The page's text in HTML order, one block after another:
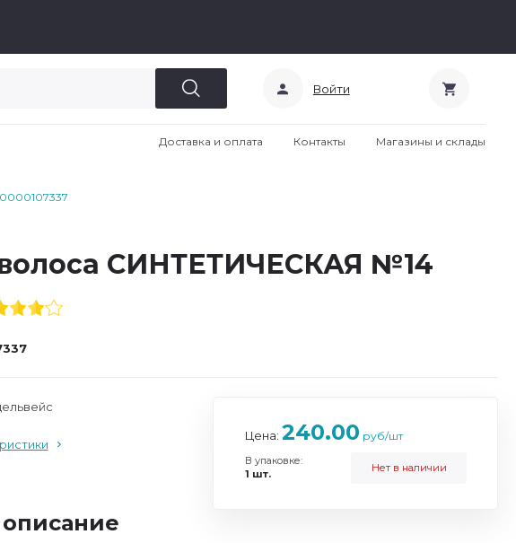
Войти
Доставка и оплата Контакты Магазины и склады
волоса СИНТЕТИЧЕСКАЯ №14
Цена: 240.00 руб/шт
В упаковке:
1 шт.
Нет в наличии